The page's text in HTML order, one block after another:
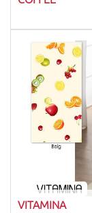
VITAMINA